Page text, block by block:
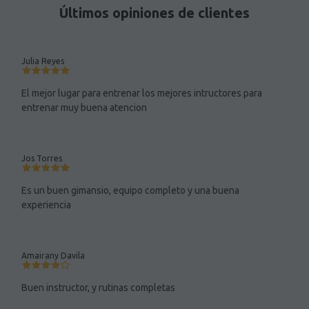
Últimos opiniones de clientes
Julia Reyes
El mejor lugar para entrenar los mejores intructores para
entrenar muy buena atencion
Jos Torres
Es un buen gimansio, equipo completo y una buena
experiencia
Amairany Davila
Buen instructor, y rutinas completas